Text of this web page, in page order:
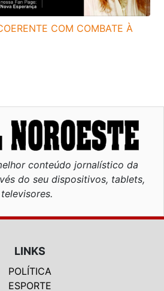
COM COMBATE À
conteúdo jornalístico da
do seu dispositivos, tablets,
LINKS
POLÍTICA
ESPORTE